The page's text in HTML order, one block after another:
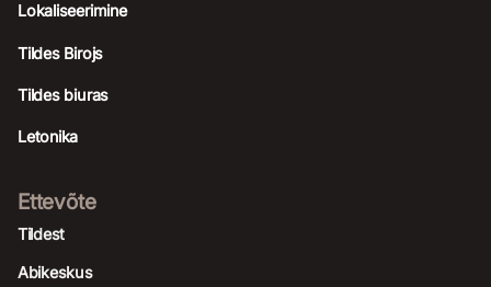
Lokaliseerimine
Tildes Birojs
Tildes biuras
Letonika
Ettevõte
Tildest
Abikeskus